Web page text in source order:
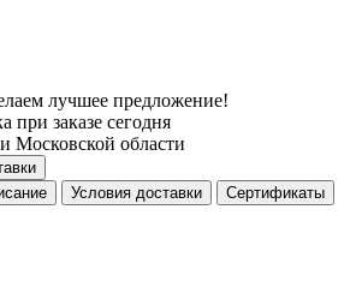
лучшее предложение!
при заказе сегодня
Московской области
Условия доставки
Сертификаты